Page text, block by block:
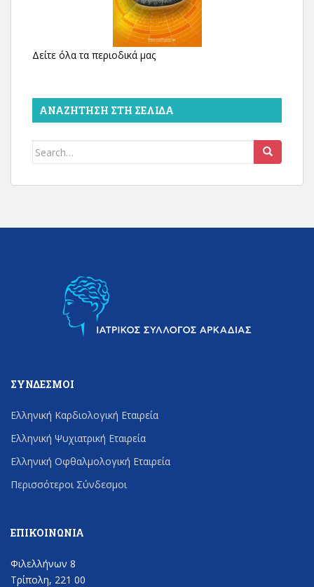
Δείτε όλα τα περιοδικά μας
ΑΝΑΖΉΤΗΣΗ ΣΤΗ ΣΕΛΊΔΑ
Search
ΣΎΝΔΕΣΜΟΙ
Ελληνική Καρδιολογική Εταιρεία
Ελληνική Ψυχιατρική Εταιρεία
Ελληνική Οφθαλμολογική Εταιρεία
Περισσότεροι Σύνδεσμοι
ΕΠΙΚΟΙΝΩΝΊΑ
Φιλελλήνων 8
Τρίπολη, 221 00